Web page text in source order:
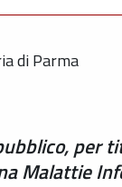
di Parma
per
Malattie